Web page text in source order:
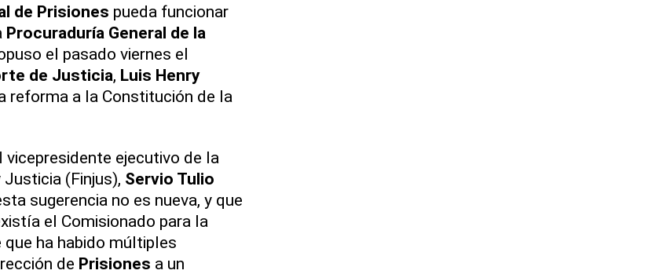
de Prisiones pueda funcionar
Procuraduría General de la
el pasado viernes el
de Justicia, Luis Henry
reforma a la Constitución de la
vicepresidente ejecutivo de la
(Finjus), Servio Tulio
sugerencia no es nueva, y que
el Comisionado para la
ha habido múltiples
de Prisiones a un